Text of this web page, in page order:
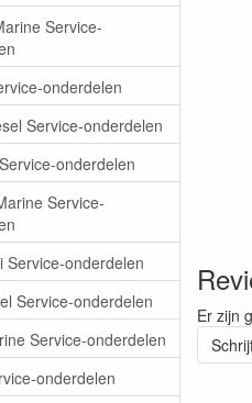
Service-
onderdelen
Service-onderdelen
onderdelen
Service-
Service-onderdelen
Service-onderdelen
Service-onderdelen
onderdelen
Er zijn